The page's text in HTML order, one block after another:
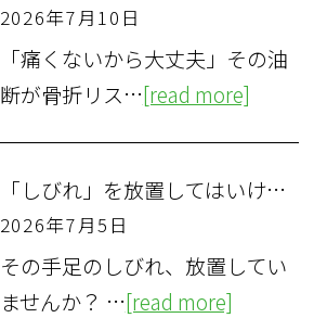
2026年7月10日
「痛くないから大丈夫」その油
断が骨折リス…[read more]
「しびれ」を放置してはいけない理由—手足のしびれが示す疾患とは
2026年7月5日
その手足のしびれ、放置してい
ませんか？ …[read more]